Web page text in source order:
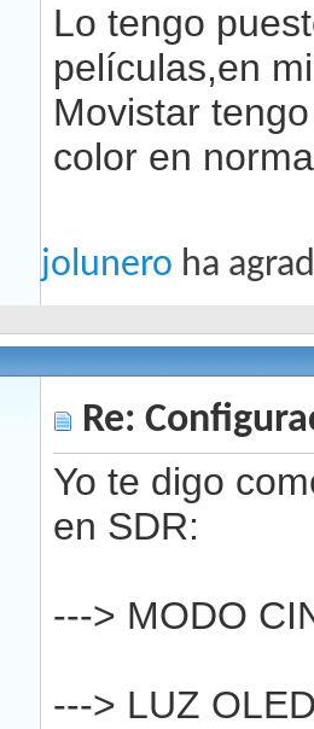
Lo tengo
películas,en
Movistar
color en
jolunero ha
Re:
Yo te digo
en SDR:
---> MODO
---> LUZ